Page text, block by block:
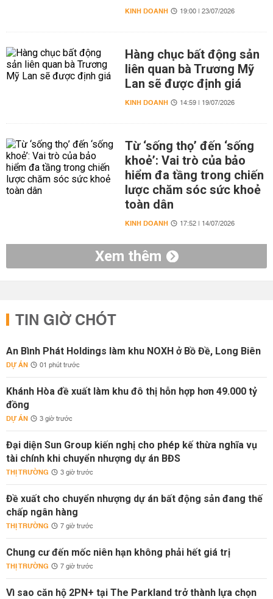
KINH DOANH 19:00 | 23/07/2026
Hàng chục bất động sản
liên quan bà Trương Mỹ
Lan sẽ được định giá
KINH DOANH 14:59 | 19/07/2026
Từ ‘sống thọ’ đến ‘sống
khoẻ’: Vai trò của bảo
hiểm đa tầng trong chiến
lược chăm sóc sức khoẻ
toàn dân
KINH DOANH 17:52 | 14/07/2026
Xem thêm
TIN GIỜ CHÓT
An Bình Phát Holdings làm khu NOXH ở Bồ Đề, Long Biên
DỰ ÁN 01 phút trước
Khánh Hòa đề xuất làm khu đô thị hỗn hợp hơn 49.000 tỷ
đồng
DỰ ÁN 3 giờ trước
Đại diện Sun Group kiến nghị cho phép kế thừa nghĩa vụ
tài chính khi chuyển nhượng dự án BĐS
THỊ TRƯỜNG 3 giờ trước
Đề xuất cho chuyển nhượng dự án bất động sản đang thế
chấp ngân hàng
THỊ TRƯỜNG 7 giờ trước
Chung cư đến mốc niên hạn không phải hết giá trị
THỊ TRƯỜNG 7 giờ trước
Vì sao căn hộ 2PN+ tại The Parkland trở thành lựa chọn